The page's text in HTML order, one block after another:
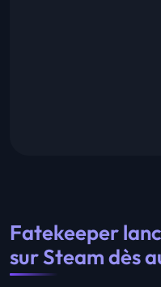
Fatekeeper
sur Steam dès